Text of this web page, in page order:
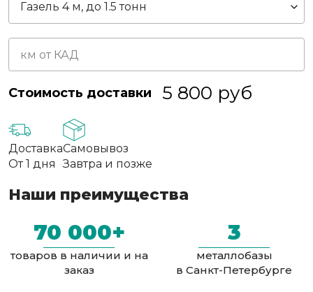
Стоимость доставки 5 800 руб
Доставка
От 1 дня
Самовывоз
Завтра и позже
Наши преимущества
70 000+
товаров в наличии и на
заказ
3
металлобазы
в Санкт-Петербурге